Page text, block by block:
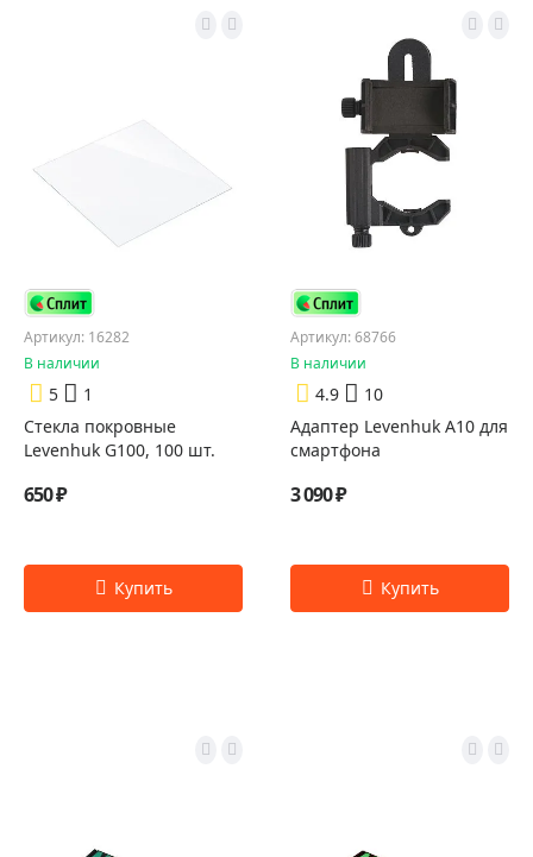
Артикул: 16282
В наличии
5
1
Стекла покровные
Levenhuk G100, 100 шт.
650 ₽
Артикул: 68766
В наличии
4.9
10
Адаптер Levenhuk A10 для
смартфона
3 090 ₽